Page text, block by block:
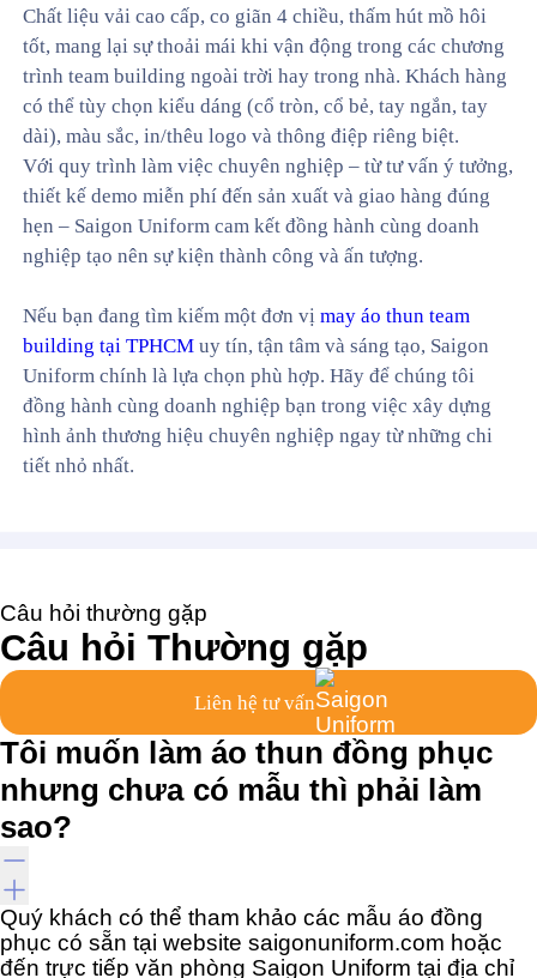
Chất liệu vải cao cấp, co giãn 4 chiều, thấm hút mồ hôi
tốt, mang lại sự thoải mái khi vận động trong các chương
trình team building ngoài trời hay trong nhà. Khách hàng
có thể tùy chọn kiểu dáng (cổ tròn, cổ bẻ, tay ngắn, tay
dài), màu sắc, in/thêu logo và thông điệp riêng biệt.
Với quy trình làm việc chuyên nghiệp – từ tư vấn ý tưởng,
thiết kế demo miễn phí đến sản xuất và giao hàng đúng
hẹn – Saigon Uniform cam kết đồng hành cùng doanh
nghiệp tạo nên sự kiện thành công và ấn tượng.
Nếu bạn đang tìm kiếm một đơn vịmay áo thun team
building tại TPHCM uy tín, tận tâm và sáng tạo, Saigon
Uniform chính là lựa chọn phù hợp. Hãy để chúng tôi
đồng hành cùng doanh nghiệp bạn trong việc xây dựng
hình ảnh thương hiệu chuyên nghiệp ngay từ những chi
tiết nhỏ nhất.
Câu hỏi thường gặp
Câu hỏi Thường gặp
Liên hệ tư vấn
Tôi muốn làm áo thun đồng phục
nhưng chưa có mẫu thì phải làm
sao?
Quý khách có thể tham khảo các mẫu áo đồng
phục có sẵn tại website saigonuniform.com hoặc
đến trực tiếp văn phòng Saigon Uniform tại địa chỉ